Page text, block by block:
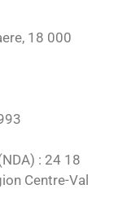
18 000
: 24 18
Centre-Val